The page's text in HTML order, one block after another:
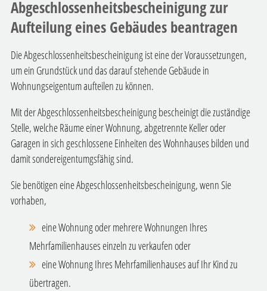
Abgeschlossenheitsbescheinigung zur
Aufteilung eines Gebäudes beantragen
Die Abgeschlossenheitsbescheinigung ist eine der Voraussetzungen,
um ein Grundstück und das darauf stehende Gebäude in
Wohnungseigentum aufteilen zu können.
Mit der Abgeschlossenheitsbescheinigung bescheinigt die zuständige
Stelle, welche Räume einer Wohnung, abgetrennte Keller oder
Garagen in sich geschlossene Einheiten des Wohnhauses bilden und
damit sondereigentumgsfähig sind.
Sie benötigen eine Abgeschlossenheitsbescheinigung, wenn Sie
vorhaben,
eine Wohnung oder mehrere Wohnungen Ihres
Mehrfamilienhauses einzeln zu verkaufen oder
eine Wohnung Ihres Mehrfamilienhauses auf Ihr Kind zu
übertragen.